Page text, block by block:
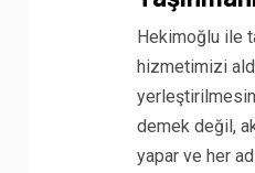
Hekimoğlu ile
hizmetimizi
demek değil,
yapar ve her